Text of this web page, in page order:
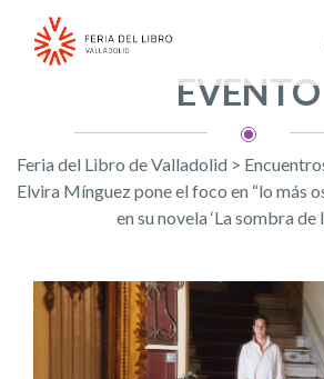
EVENTO
Feria del Libro de Valladolid >
Elvira Mínguez pone el foco en “lo más
en su novela ‘La sombra de